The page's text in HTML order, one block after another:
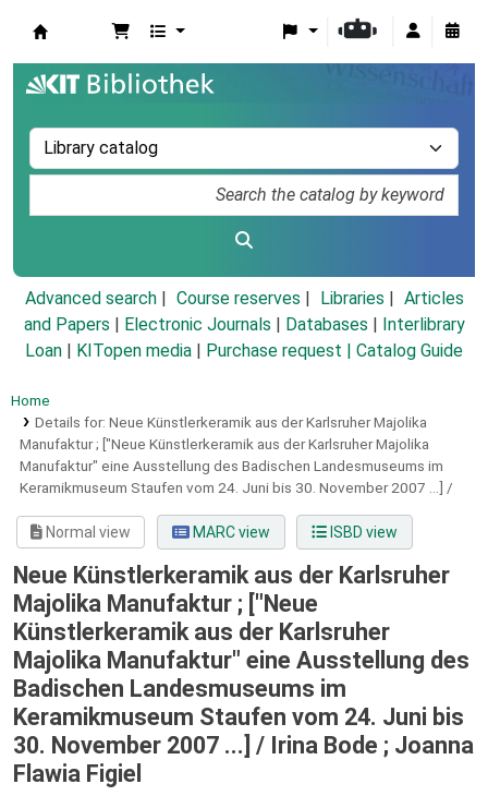
Advanced search Course reserves Libraries
Articles
and Papers
Electronic Journals Databases
Interlibrary
Loan
KITopen media Purchase request | Catalog Guide
Home
Details for: Neue Künstlerkeramik aus der Karlsruher Majolika
Manufaktur ; ["Neue Künstlerkeramik aus der Karlsruher Majolika
Manufaktur" eine Ausstellung des Badischen Landesmuseums im
Keramikmuseum Staufen vom 24. Juni bis 30. November 2007 ...] /
Normal view MARC view ISBD view
Neue Künstlerkeramik aus der Karlsruher
Majolika Manufaktur ; ["Neue
Künstlerkeramik aus der Karlsruher
Majolika Manufaktur" eine Ausstellung des
Badischen Landesmuseums im
Keramikmuseum Staufen vom 24. Juni bis
30. November 2007 ...] / Irina Bode ; Joanna
Flawia Figiel